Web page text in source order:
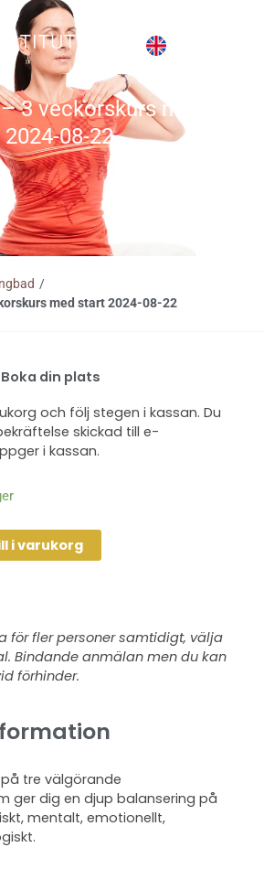
3 veckorskurs med start
2024-08-22
/
med start 2024-08-22
Boka din plats
och följ stegen i kassan. Du
skickad till e-
i kassan.
i varukorg
för fler personer samtidigt, välja
Bindande anmälan men du kan
förhinder.
tre välgörande
ger dig en djup balansering på
mentalt, emotionellt,